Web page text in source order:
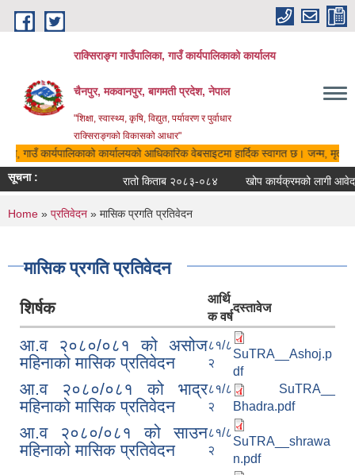
Skip to main content
राक्सिराङ्ग गाउँपालिका, गाउँ कार्यपालिकाको कार्यालय
चैनपुर, मकवानपुर, बागमती प्रदेश, नेपाल
"शिक्षा, स्वास्थ्य, कृषि, विद्युत, पर्यावरण र पुर्वाधार
राक्सिराङ्गको विकासको आधार"
गाउँ कार्यपालिकाको कार्यालयको आधिकारिक वेबसाइटमा हार्दिक स्वागत छ। जन्म,
सूचना :
रातो किताब २०८३-०८४ खोप कार्यक्रमको लागी
You are here
Home » प्रतिवेदन » मासिक प्रगति प्रतिवेदन
मासिक प्रगति प्रतिवेदन
शिर्षक
आर्थि
क वर्ष
दस्तावेज
आ.व २०८०/०८१ को असोज
महिनाको मासिक प्रतिवेदन
८१/८
२
SuTRA__Ashoj.p
df
आ.व २०८०/०८१ को भाद्र
महिनाको मासिक प्रतिवेदन
८१/८
२
SuTRA__
Bhadra.pdf
आ.व २०८०/०८१ को साउन
महिनाको मासिक प्रतिवेदन
८१/८
२
SuTRA__shrawa
n.pdf